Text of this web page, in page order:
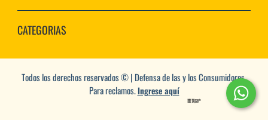
CATEGORIAS
Todos los derechos reservados © | Defensa de las y los Consumidores.
Para reclamos.Ingrese aquí